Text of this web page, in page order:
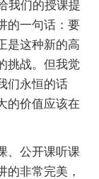
我们的授课提
的一句话：要
是这种新的高
挑战。但我觉
们永恒的话
的价值应该在
公开课听课
的非常完美，